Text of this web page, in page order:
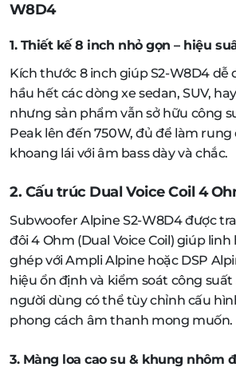
W8D4
1. Thiết kế 8 inch nhỏ gọn – hiệu
Kích thước 8 inch giúp S2-W8D4 dễ
hầu hết các dòng xe sedan, SUV,
nhưng sản phẩm vẫn sở hữu công
Peak lên đến 750W, đủ để làm
khoang lái với âm bass dày và chắc.
2. Cấu trúc Dual Voice Coil 4
Subwoofer Alpine S2-W8D4 được
đôi 4 Ohm (Dual Voice Coil) giúp
ghép với Ampli Alpine hoặc DSP
hiệu ổn định và kiểm soát công suất
người dùng có thể tùy chỉnh cấu
phong cách âm thanh mong muốn.
3. Màng loa cao su & khung nhôm